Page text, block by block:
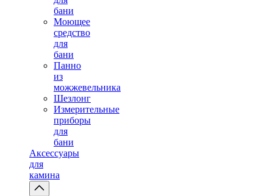
бани
Моющее
средство
для
бани
Панно
из
можжевельника
Шезлонг
Измерительные
приборы
для
бани
Аксессуары
для
камина